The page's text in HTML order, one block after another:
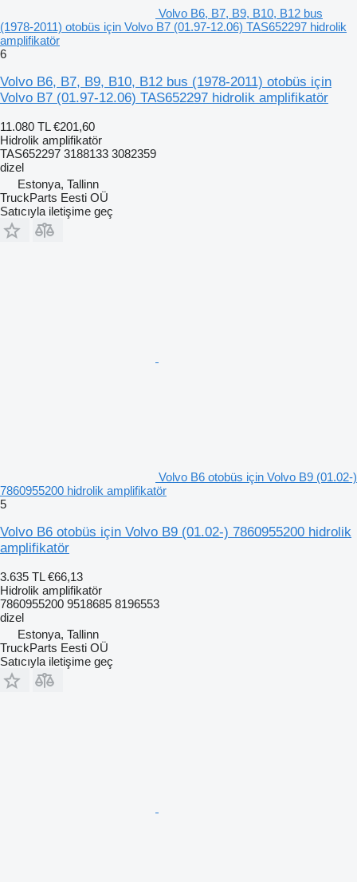
Volvo B6, B7, B9, B10, B12 bus
(1978-2011) otobüs için Volvo B7 (01.97-12.06) TAS652297 hidrolik
amplifikatör
6
Volvo B6, B7, B9, B10, B12 bus (1978-2011) otobüs için
Volvo B7 (01.97-12.06) TAS652297 hidrolik amplifikatör
11.080 TL €201,60
Hidrolik amplifikatör
TAS652297 3188133 3082359
dizel
Estonya, Tallinn
TruckParts Eesti OÜ
Satıcıyla iletişime geç
Volvo B6 otobüs için Volvo B9 (01.02-)
7860955200 hidrolik amplifikatör
5
Volvo B6 otobüs için Volvo B9 (01.02-) 7860955200 hidrolik
amplifikatör
3.635 TL €66,13
Hidrolik amplifikatör
7860955200 9518685 8196553
dizel
Estonya, Tallinn
TruckParts Eesti OÜ
Satıcıyla iletişime geç